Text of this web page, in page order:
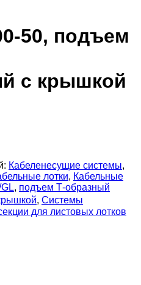
50, подъем
с крышкой
Кабеленесущие системы,
лотки, Кабельные
, подъем Т-образный
, Системы
для листовых лотков